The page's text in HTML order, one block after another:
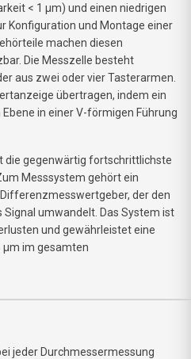
< 1 µm) und einen niedrigen
Konfiguration und Montage einer
machen diesen
Die Messzelle besteht
aus zwei oder vier Tasterarmen.
übertragen, indem ein
in einer V-förmigen Führung
die gegenwärtig fortschrittlichste
Messsystem gehört ein
der den
umwandelt. Das System ist
und gewährleistet eine
µm im gesamten
jeder Durchmessermessung